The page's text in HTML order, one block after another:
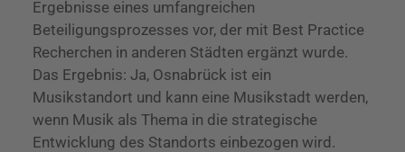
Ergebnisse eines umfangreichen
Beteiligungsprozesses vor, der mit Best Practice
Recherchen in anderen Städten ergänzt wurde.
Das Ergebnis: Ja, Osnabrück ist ein
Musikstandort und kann eine Musikstadt werden,
wenn Musik als Thema in die strategische
Entwicklung des Standorts einbezogen wird.